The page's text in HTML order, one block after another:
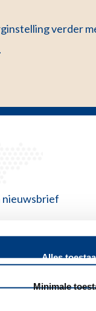
Alles
Minimale
verder
nieuwsbrief